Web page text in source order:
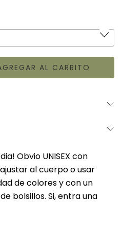
Obvio UNISEX con
al cuerpo o usar
de colores y con un
bolsillos. Si, entra una